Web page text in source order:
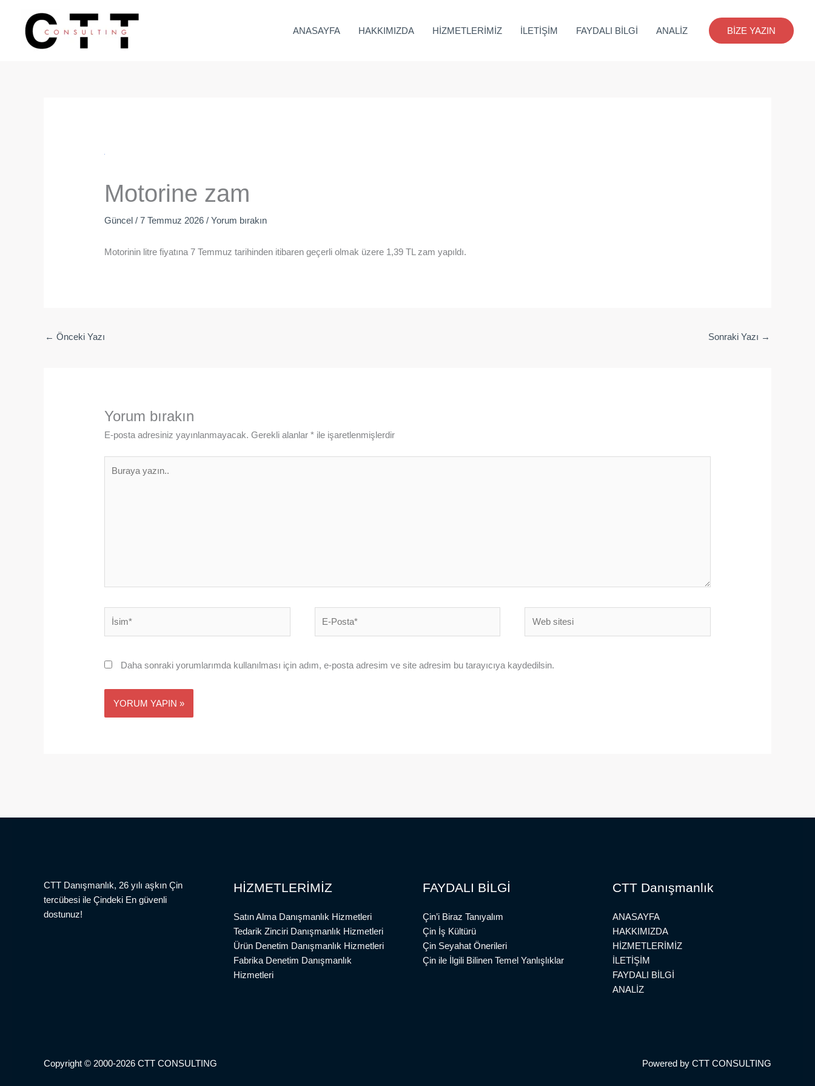
ANASAYFA
HAKKIMIZDA HİZMETLERİMİZ İLETİŞİM FAYDALI BİLGİ ANALİZ BİZE YAZIN
Motorine zam
Güncel /7 Temmuz 2026/Yorum bırakın
Motorinin litre fiyatına 7 Temmuz tarihinden itibaren geçerli olmak üzere 1,39 TL zam yapıldı.
← Önceki Yazı Sonraki Yazı →
Yorum bırakın
E-posta adresiniz yayınlanmayacak. Gerekli alanlar* ile işaretlenmişlerdir
yazın..
Posta*
sitesi
Daha sonraki yorumlarımda kullanılması için adım, e-posta adresim ve site adresim bu tarayıcıya kaydedilsin.
CTT Danışmanlık, 26 yılı aşkın Çin
tercübesi ile Çindeki En güvenli
dostunuz!
HİZMETLERİMİZ
Satın Alma Danışmanlık Hizmetleri
Tedarik Zinciri Danışmanlık Hizmetleri
Ürün Denetim Danışmanlık Hizmetleri
Fabrika Denetim Danışmanlık
Hizmetleri
FAYDALI BİLGİ
Çin’i Biraz Tanıyalım
Çin İş Kültürü
Çin Seyahat Önerileri
Çin ile İlgili Bilinen Temel Yanlışlıklar
CTT Danışmanlık
ANASAYFA
HAKKIMIZDA
HİZMETLERİMİZ
İLETİŞİM
FAYDALI BİLGİ
ANALİZ
Copyright © 2000-2026 CTT CONSULTING Powered by CTT CONSULTING